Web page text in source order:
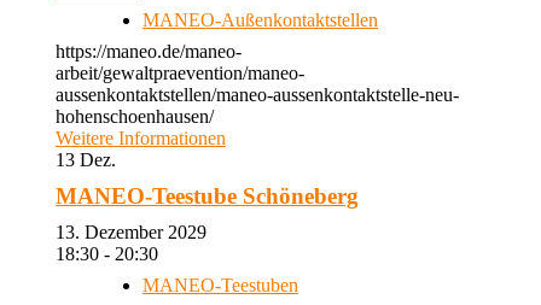
MANEO-Außenkontaktstellen
https://maneo.de/maneo-
arbeit/gewaltpraevention/maneo-
aussenkontaktstellen/maneo-aussenkontaktstelle-neu-
hohenschoenhausen/
Weitere Informationen
13 Dez.
MANEO-Teestube Schöneberg
13. Dezember 2029
18:30 - 20:30
MANEO-Teestuben